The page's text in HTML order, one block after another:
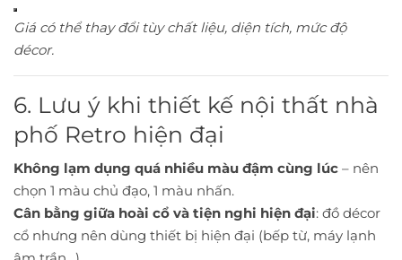
Giá có thể thay đổi tùy chất liệu, diện tích, mức độ
décor.
6. Lưu ý khi thiết kế nội thất nhà
phố Retro hiện đại
Không lạm dụng quá nhiều màu đậm cùng lúc – nên
chọn 1 màu chủ đạo, 1 màu nhấn.
Cân bằng giữa hoài cổ và tiện nghi hiện đại: đồ décor
cổ nhưng nên dùng thiết bị hiện đại (bếp từ, máy lạnh